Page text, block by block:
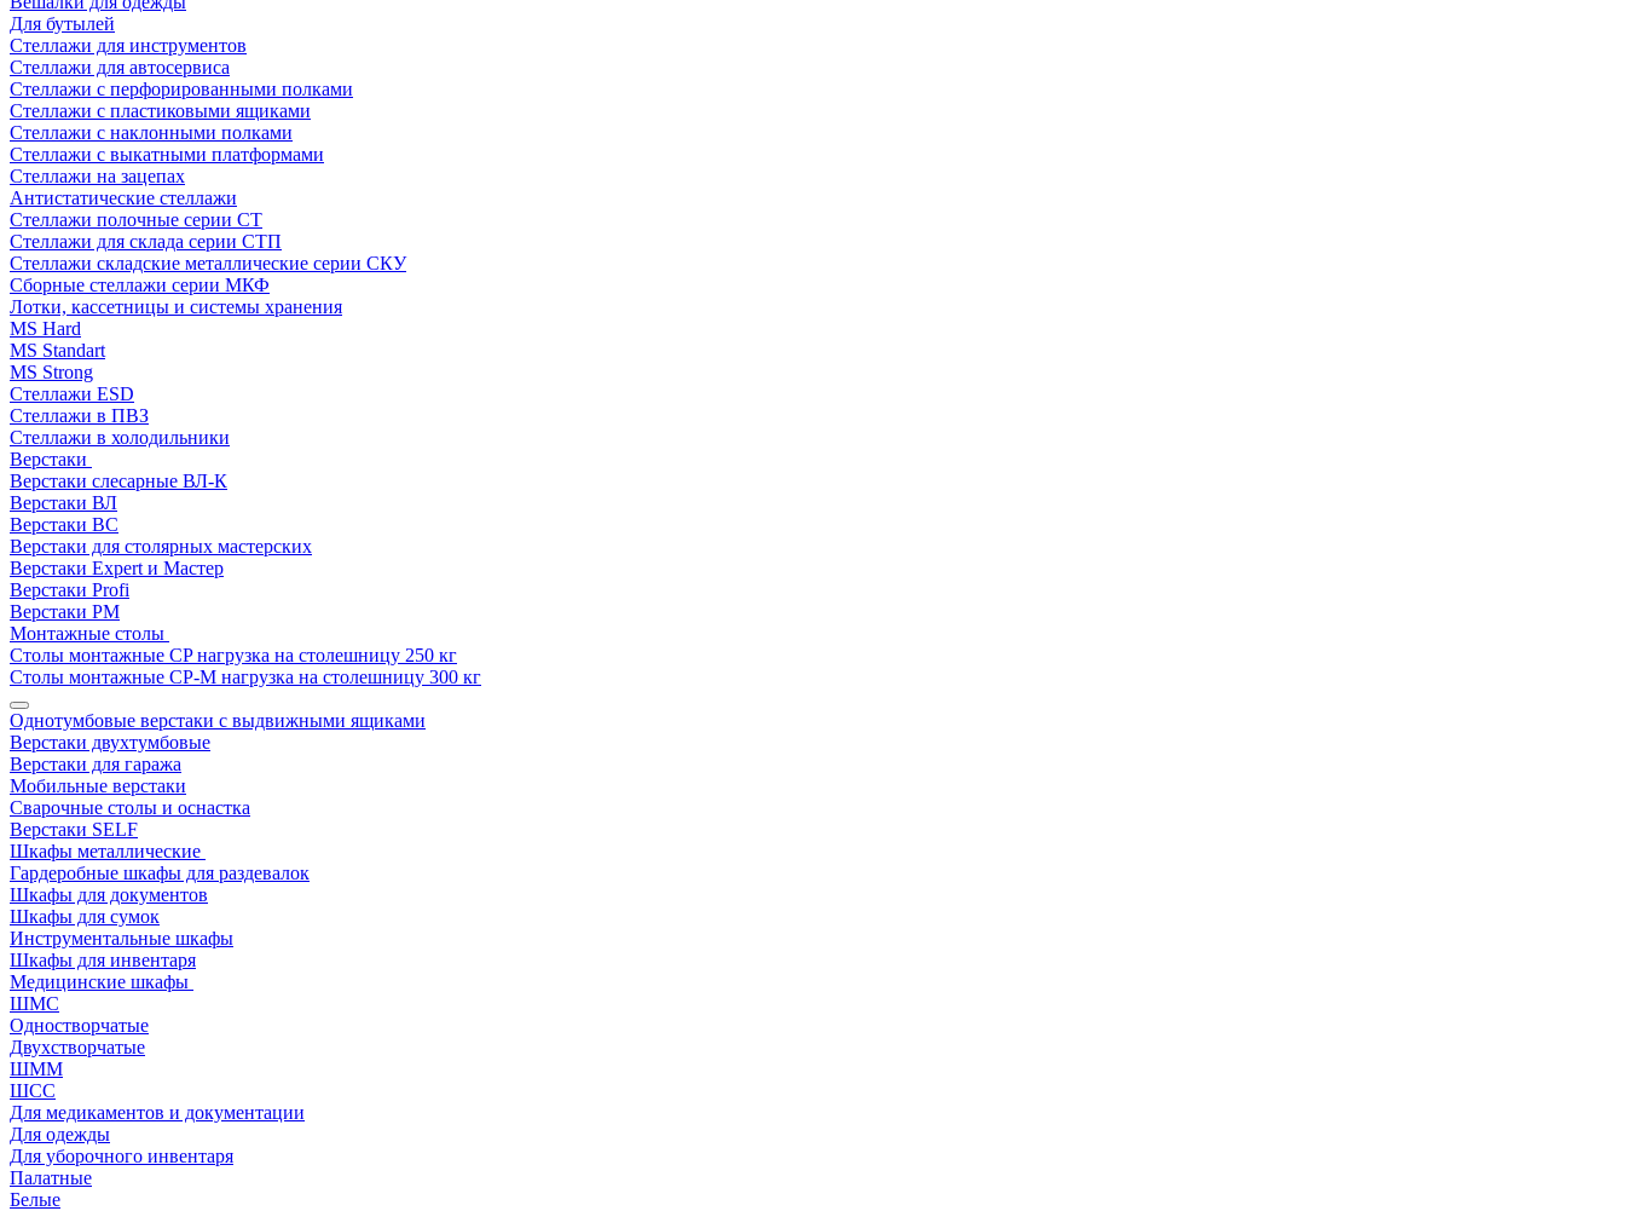
Для бутылей
Стеллажи для инструментов
Стеллажи для автосервиса
Стеллажи с перфорированными полками
Стеллажи с пластиковыми ящиками
Стеллажи с наклонными полками
Стеллажи с выкатными платформами
Стеллажи на зацепах
Антистатические стеллажи
Стеллажи полочные серии СТ
Стеллажи для склада серии СТП
Стеллажи складские металлические серии СКУ
Сборные стеллажи серии МКФ
Лотки, кассетницы и системы хранения
MS Hard
MS Standart
MS Strong
Стеллажи ESD
Стеллажи в ПВЗ
Стеллажи в холодильники
Верстаки
Верстаки слесарные ВЛ-К
Верстаки ВЛ
Верстаки ВС
Верстаки для столярных мастерских
Верстаки Expert и Мастер
Верстаки Profi
Верстаки РМ
Монтажные столы
Столы монтажные СP нагрузка на столешницу 250 кг
Столы монтажные СР-М нагрузка на столешницу 300 кг
Однотумбовые верстаки с выдвижными ящиками
Верстаки двухтумбовые
Верстаки для гаража
Мобильные верстаки
Сварочные столы и оснастка
Верстаки SELF
Шкафы металлические
Гардеробные шкафы для раздевалок
Шкафы для документов
Шкафы для сумок
Инструментальные шкафы
Шкафы для инвентаря
Медицинские шкафы
ШМС
Одностворчатые
Двухстворчатые
ШММ
ШСС
Для медикаментов и документации
Для одежды
Для уборочного инвентаря
Палатные
Белые